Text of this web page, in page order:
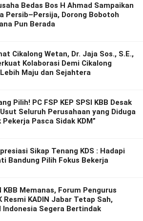
Bedas Bos H Ahmad Sampaikan
Persib–Persija, Dorong Bobotoh
Pun Berada
Cikalong Wetan, Dr. Jaja Sos., S.E.,
Kolaborasi Demi Cikalong
Maju dan Sejahtera
Pilih! PC FSP KEP SPSI KBB Desak
Seluruh Perusahaan yang Diduga
Pasca Sidak KDM”
Sikap Tenang KDS : Hadapi
Bandung Pilih Fokus Bekerja
KBB Memanas, Forum Pengurus
Resmi KADIN Jabar Tetap Sah,
Indonesia Segera Bertindak